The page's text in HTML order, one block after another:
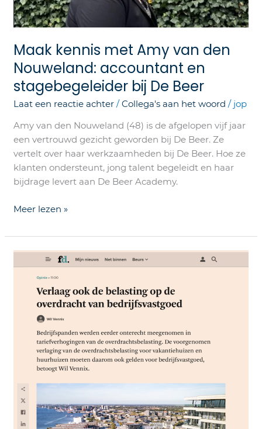
Maak kennis met Amy van den
Nouweland: accountant en
stagebegeleider bij De Beer
Laat een reactie achter /Collega's aan het woord / jop
Amy van den Nouweland (48) is de afgelopen vijf jaar
een vertrouwd gezicht geworden bij De Beer. Ze
vertelt over haar werkzaamheden bij De Beer. Hoe ze
klanten ondersteunt, jong talent begeleidt en haar
bijdrage levert aan De Beer Academy.
Nouweland:
accountant
stagebegeleider
bij
Beer
Meer lezen »
“Verlaag
ook
belasting
overdracht
bedrijfsvastgoed”